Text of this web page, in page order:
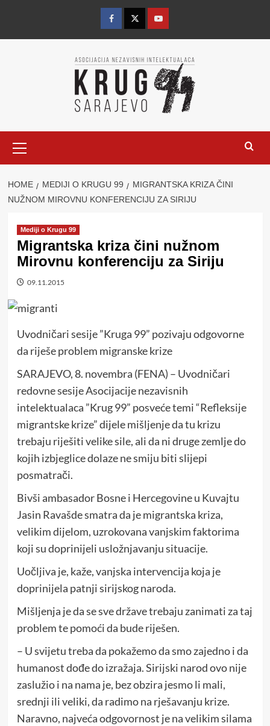
content
FacebookTwitterYouTube
Menu
HOME MEDIJI O KRUGU 99
MIGRANTSKA KRIZA ČINI
NUŽNOM MIROVNU KONFERENCIJU ZA SIRIJU
Mediji o Krugu 99
Migrantska kriza čini nužnom
Mirovnu konferenciju za Siriju
09.11.2015
Uvodničari sesije ”Kruga 99” pozivaju odgovorne
da riješe problem migranske krize
SARAJEVO, 8. novembra (FENA) – Uvodničari
redovne sesije Asocijacije nezavisnih
intelektualaca ”Krug 99” posveće temi “Refleksije
migrantske krize” dijele mišljenje da tu krizu
trebaju riješiti velike sile, ali da ni druge zemlje do
kojih izbjeglice dolaze ne smiju biti slijepi
posmatrači.
Bivši ambasador Bosne i Hercegovine u Kuvajtu
Jasin Ravašde smatra da je migrantska kriza,
velikim dijelom, uzrokovana vanjskim faktorima
koji su doprinijeli usložnjavanju situacije.
Uočljiva je, kaže, vanjska intervencija koja je
doprinijela patnji sirijskog naroda.
Mišljenja je da se sve države trebaju zanimati za taj
problem te pomoći da bude riješen.
– U svijetu treba da pokažemo da smo zajedno i da
humanost dođe do izražaja. Sirijski narod ovo nije
zaslužio i na nama je, bez obzira jesmo li mali,
srednji ili veliki, da radimo na rješavanju krize.
Naravno, najveća odgovornost je na velikim silama